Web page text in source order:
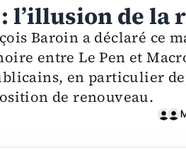
l’illusion de la
Baroin a déclaré ce
entre Le Pen et
en particulier
de renouveau.